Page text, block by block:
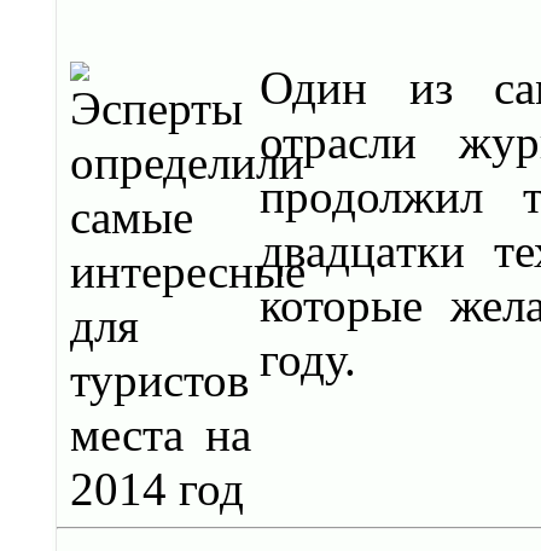
Один из
отрaсли
продолжил
двaдцaтки
которые
году.